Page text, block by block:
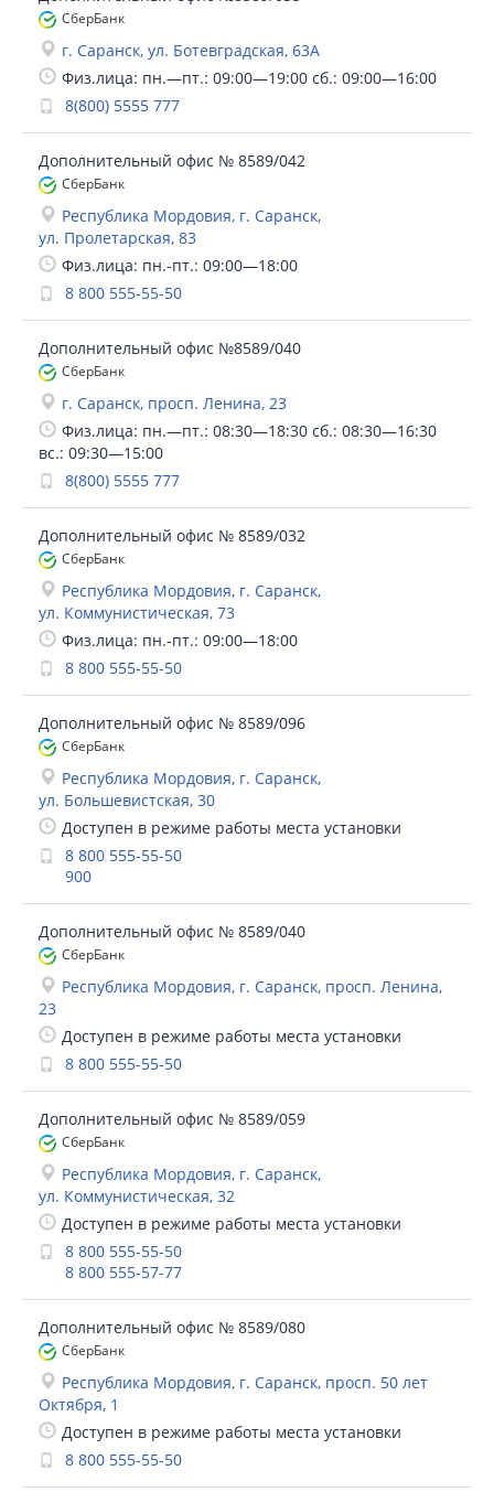
СберБанк
г. Саранск, ул. Ботевградская, 63А
Физ.лица: пн.—пт.: 09:00—19:00 сб.: 09:00—16:00
8(800) 5555 777
Дополнительный офис № 8589/042
СберБанк
Республика Мордовия, г. Саранск,
ул. Пролетарская, 83
Физ.лица: пн.-пт.: 09:00—18:00
8 800 555-55-50
Дополнительный офис №8589/040
СберБанк
г. Саранск, просп. Ленина, 23
Физ.лица: пн.—пт.: 08:30—18:30 сб.: 08:30—16:30
вс.: 09:30—15:00
8(800) 5555 777
Дополнительный офис № 8589/032
СберБанк
Республика Мордовия, г. Саранск,
ул. Коммунистическая, 73
Физ.лица: пн.-пт.: 09:00—18:00
8 800 555-55-50
Дополнительный офис № 8589/096
СберБанк
Республика Мордовия, г. Саранск,
ул. Большевистская, 30
Доступен в режиме работы места установки
8 800 555-55-50
900
Дополнительный офис № 8589/040
СберБанк
Республика Мордовия, г. Саранск, просп. Ленина,
23
Доступен в режиме работы места установки
8 800 555-55-50
Дополнительный офис № 8589/059
СберБанк
Республика Мордовия, г. Саранск,
ул. Коммунистическая, 32
Доступен в режиме работы места установки
8 800 555-55-50
8 800 555-57-77
Дополнительный офис № 8589/080
СберБанк
Республика Мордовия, г. Саранск, просп. 50 лет
Октября, 1
Доступен в режиме работы места установки
8 800 555-55-50